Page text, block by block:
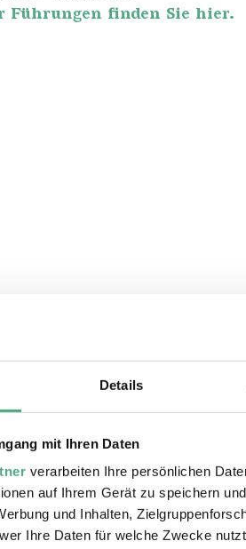
Details
mit Ihren Daten
verarbeiten Ihre persönlichen
auf Ihrem Gerät zu speichern
und Inhalten,
Ihre Daten für welche Zwecke
Führungen finden Sie hier.
auch